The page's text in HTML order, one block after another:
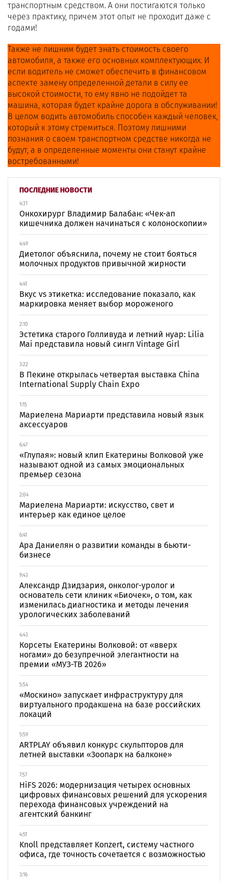
ПОСЛЕДНИЕ НОВОСТИ
4:31
Онкохирург Владимир Балабан: «Чек-ап
кишечника должен начинаться с колоноскопии»
4:49
Диетолог объяснила, почему не стоит бояться
молочных продуктов привычной жирности
4:41
Вкус vs этикетка: исследование показало, как
маркировка меняет выбор мороженого
2:10
Эстетика старого Голливуда и летний нуар: Lilia
Mai представила новый сингл Vintage Girl
3:22
В Пекине открылась четвертая выставка China
International Supply Chain Expo
1:15
Мариелена Мариарти представила новый язык
аксессуаров
6:47
«Глупая»: новый клип Екатерины Волковой уже
называют одной из самых эмоциональных
премьер сезона
2:04
Мариелена Мариарти: искусство, свет и
интерьер как единое целое
6:41
Ара Даниелян о развитии команды в бьюти-
бизнесе
9:43
Александр Дзидзария, онколог-уролог и
основатель сети клиник «Биочек», о том, как
изменилась диагностика и методы лечения
урологических заболеваний
4:43
Корсеты Екатерины Волковой: от «вверх
ногами» до безупречной элегантности на
премии «МУЗ-ТВ 2026»
5:54
«Москино» запускает инфраструктуру для
виртуального продакшена на базе российских
локаций
5:59
ARTPLAY объявил конкурс скульпторов для
летней выставки «Зоопарк на балконе»
7:57
HiFS 2026: модернизация четырех основных
цифровых финансовых решений для ускорения
перехода финансовых учреждений на
агентский банкинг
4:51
Knoll представляет Konzert, систему частного
офиса, где точность сочетается с возможностью
3:16
транспортным средством. А они постигаются только
через практику, причем этот опыт не проходит даже с
годами!
Также не лишним будет знать стоимость своего
автомобиля, а также его основных комплектующих. И
если водитель не сможет обеспечить в финансовом
аспекте замену определенной детали в силу ее
высокой стоимости, то ему явно не подойдет та
машина, которая будет крайне дорога в обслуживании!
В целом водить автомобиль способен каждый человек,
который к этому стремиться. Поэтому лишними
познания о своем транспортном средстве никогда не
будут, а в определенные моменты они станут крайне
востребованными!